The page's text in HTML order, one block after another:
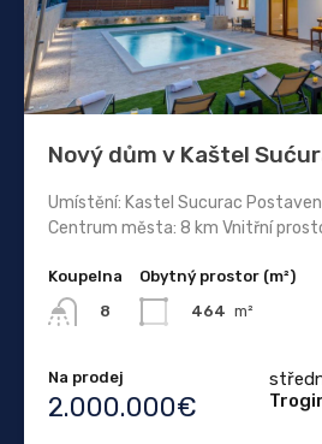
Nový dům v Kaštel
Umístění: Kastel Sucurac
Centrum města: 8 km Vnitřní
Koupelna
8
Obytný prostor (m²)
464 m²
Na prodej
2.000.000€
Trogir